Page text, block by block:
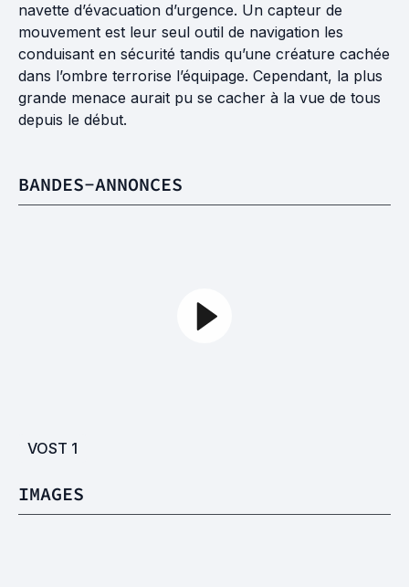
navette d’évacuation d’urgence. Un capteur de
mouvement est leur seul outil de navigation les
conduisant en sécurité tandis qu’une créature cachée
dans l’ombre terrorise l’équipage. Cependant, la plus
grande menace aurait pu se cacher à la vue de tous
depuis le début.
BANDES-ANNONCES
VOST 1
IMAGES